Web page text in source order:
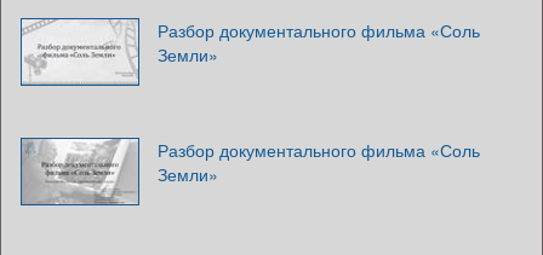
Разбор документального фильма «Соль
Земли»
Разбор документального фильма «Соль
Земли»